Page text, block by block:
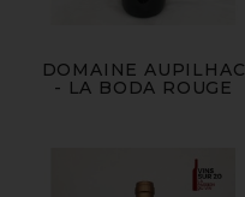
DOMAINE AUPILHAC
- LA BODA ROUGE